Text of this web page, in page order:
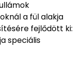
a fül alakja
fejlődött ki:
speciális